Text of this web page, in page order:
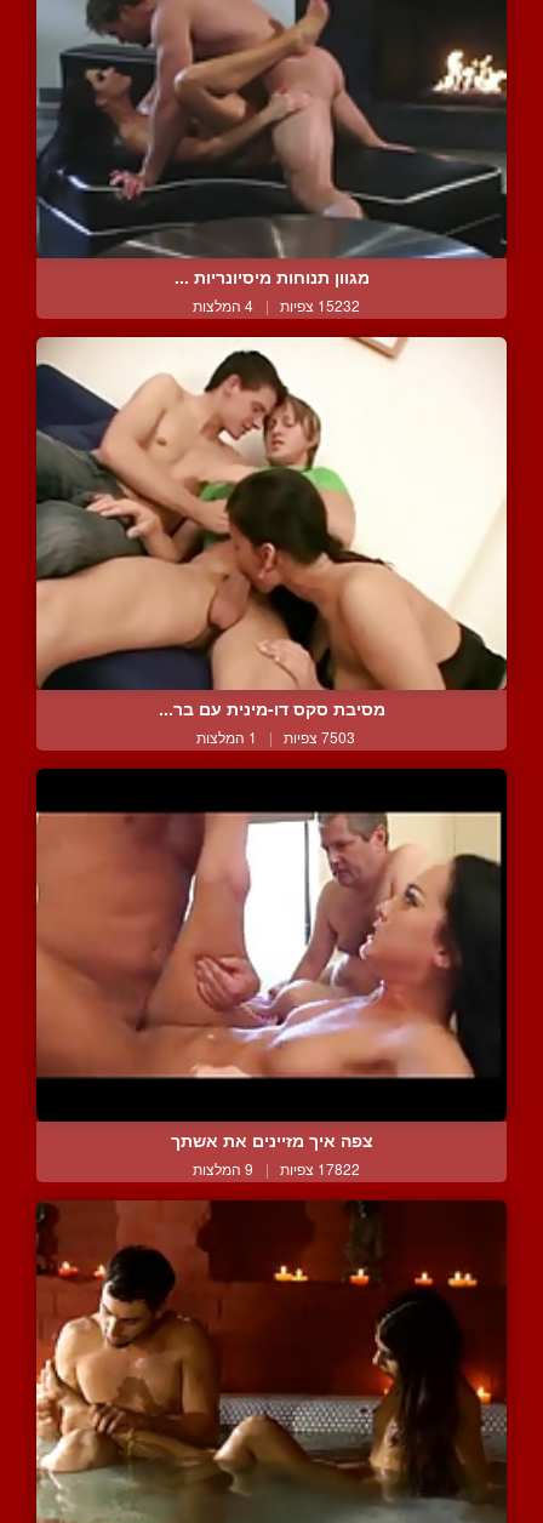
מגוון תנוחות מיסיונריות ...
15232 צפיות | 4 המלצות
מסיבת סקס דו-מינית עם בר...
7503 צפיות | 1 המלצות
צפה איך מזיינים את אשתך
17822 צפיות | 9 המלצות